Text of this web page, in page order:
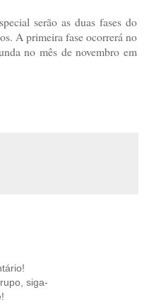
serão as duas fases do
A primeira fase ocorrerá no
no mês de novembro em
siga-